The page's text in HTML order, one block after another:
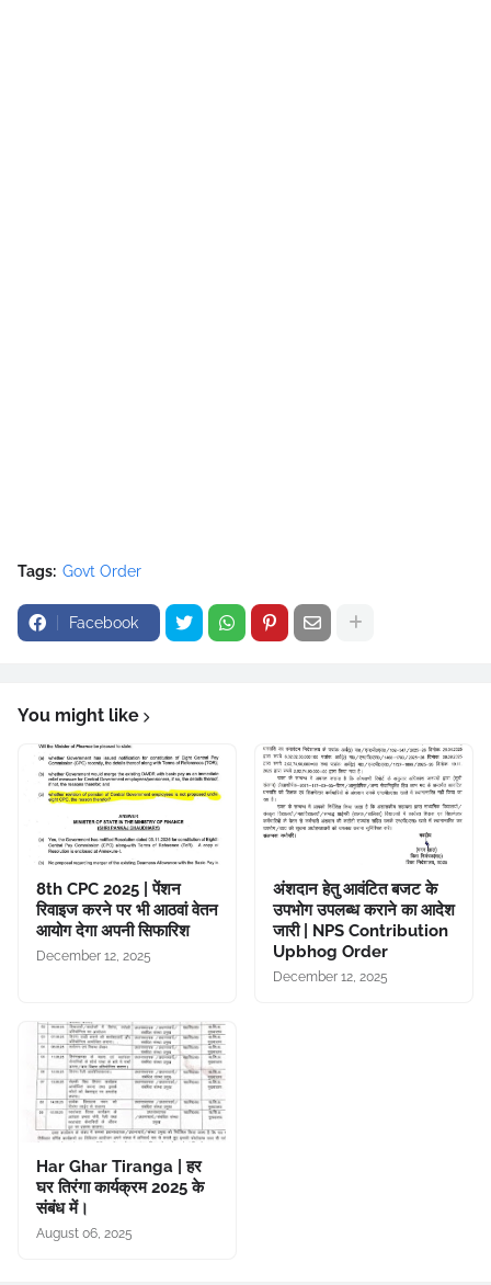
Tags: Govt Order
Facebook
You might like
8th CPC 2025 | पेंशन
रिवाइज करने पर भी आठवां वेतन
आयोग देगा अपनी सिफारिश
December 12, 2025
अंशदान हेतु आवंटित बजट के
उपभोग उपलब्ध कराने का आदेश
जारी | NPS Contribution
Upbhog Order
December 12, 2025
Har Ghar Tiranga | हर
घर तिरंगा कार्यक्रम 2025 के
संबंध में।
August 06, 2025